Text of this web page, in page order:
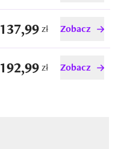
137,99zł Zobacz
192,99zł Zobacz